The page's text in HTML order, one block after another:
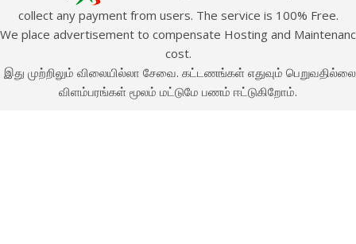
collect any payment from users. The service is 100% Free.
place advertisement to compensate Hosting and
cost.
முற்றிலும் விலையில்லா சேவை. கட்டணங்கள் எதுவும்
விளம்பரங்கள் மூலம் மட்டுமே பணம் ஈட்டுகிறோம்.